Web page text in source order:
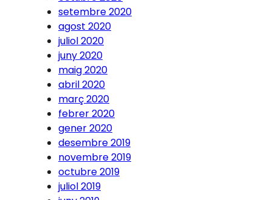
setembre 2020
agost 2020
juliol 2020
juny 2020
maig 2020
abril 2020
març 2020
febrer 2020
gener 2020
desembre 2019
novembre 2019
octubre 2019
juliol 2019